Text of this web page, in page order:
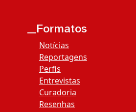
__Formatos
Notícias
Reportagens
Perfis
Entrevistas
Curadoria
Resenhas